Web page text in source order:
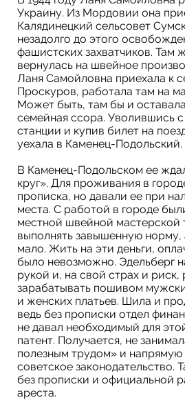
Украину. Из Мордовии она
Калядинецкий сельсовет
незадолго до этого
фашистских захватчиков. Там
вернулась на швейное
Ланя Самойловна приехала к
Проскуров, работала там на
Может быть, там бы и
семейная ссора. Уволившись
станции и купив билет на
уехала в Каменец-Подольский.
В Каменец-Подольском ее
круг». Для проживания в
прописка, но давали ее при
места. С работой в городе
местной швейной мастерской
выполнять завышенную норму,
мало. Жить на эти деньги,
было невозможно. Эдельберг
рукой и, на свой страх и риск,
зарабатывать пошивом
и женских платьев. Шила и
ведь без прописки отдел
не давал необходимый для
патент. Получается, не
полезным трудом» и
советское законодательство.
без прописки и официальной
ареста.